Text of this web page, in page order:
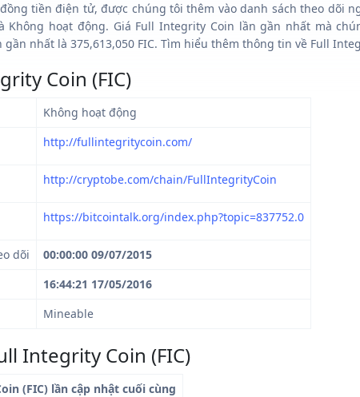
tiền điện tử, được chúng tôi thêm vào danh sách theo dõi
Không hoạt động. Giá Full Integrity Coin lần gần nhất mà
gần nhất là 375,613,050 FIC. Tìm hiểu thêm thông tin về Full
Coin (FIC)
Không hoạt động
http://fullintegritycoin.com/
http://cryptobe.com/chain/FullIntegrityCoin
https://bitcointalk.org/index.php?topic=837752.0
dõi
00:00:00 09/07/2015
16:44:21 17/05/2016
Mineable
Integrity Coin (FIC)
(FIC) lần cập nhật cuối cùng